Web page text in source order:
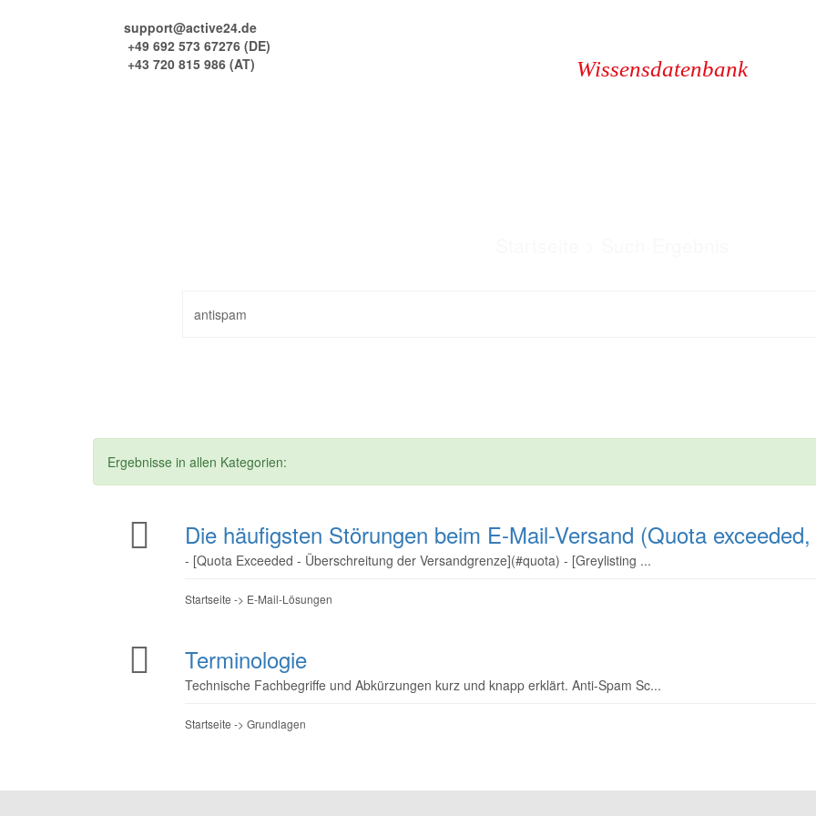
support@active24.de
+49 692 573 67276 (DE)
+43 720 815 986 (AT)
Wissensdatenbank
Ergebnisse in allen Kategorien:
Die häufigsten Störungen beim E-Mail-Versand (Quota
- [Quota Exceeded - Überschreitung der Versandgrenze](#quota) - [Greylisting ...
Startseite -> E-Mail-Lösungen
Terminologie
Technische Fachbegriffe und Abkürzungen kurz und knapp erklärt. Anti-Spam Sc...
Startseite -> Grundlagen